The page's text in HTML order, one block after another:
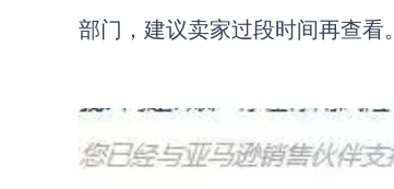
部门，建议卖家过段时间再查看。